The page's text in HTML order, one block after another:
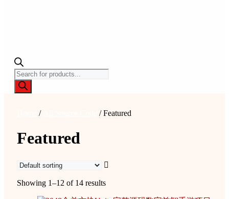
Products
search
/ / Featured
Featured
Showing 1–12 of 14 results